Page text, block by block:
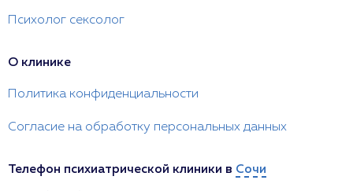
Психолог сексолог
О клинике
Политика конфиденциальности
Согласие на обработку персональных данных
Телефон психиатрической клиники в Сочи